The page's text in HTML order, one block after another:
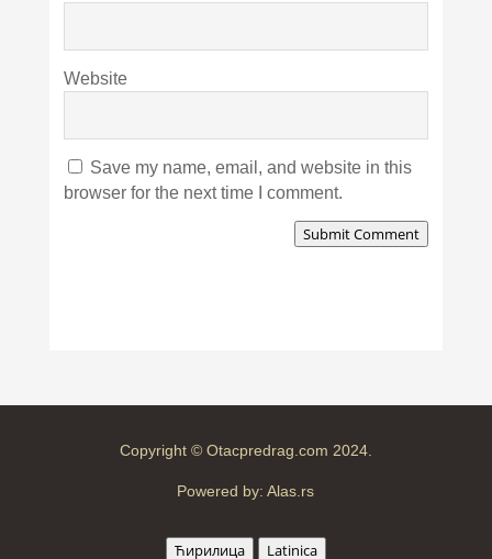
Website
Save my name, email, and website in this
browser for the next time I comment.
Submit Comment
Copyright © Otacpredrag.com 2024.
Powered by:Alas.rs
Ћирилица Latinica